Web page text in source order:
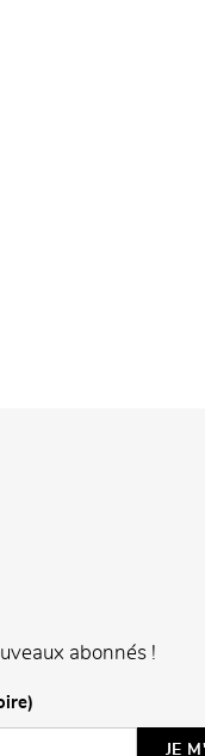
abonnés !